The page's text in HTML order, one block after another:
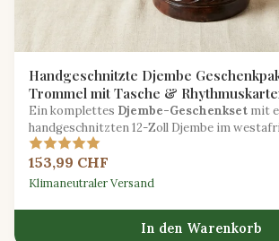
Handgeschnitzte Djembe
Trommel mit Tasche &
Ein komplettes Djembe-Geschenkset mit
handgeschnitzten 12-Zoll Djembe im
einer gepolsterten Tragetasche und einem
Rhythmuskarten.
153,99 CHF
Klimaneutraler Versand
In den Warenkorb